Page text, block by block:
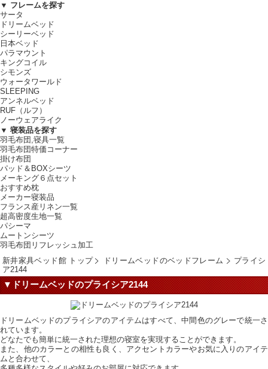
▼ フレームを探す
サータ
ドリームベッド
シーリーベッド
日本ベッド
パラマウント
キングコイル
シモンズ
ウォータワールド
SLEEPING
アンネルベッド
RUF（ルフ）
ノーウェアライク
▼ 寝装品を探す
羽毛布団,寝具一覧
羽毛布団特価コーナー
掛け布団
パッド＆BOXシーツ
メーキング６点セット
おすすめ枕
メーカー寝装品
フランス産リネン一覧
超高密度生地一覧
パシーマ
ムートンシーツ
羽毛布団リフレッシュ加工
新井家具ベッド館 トップ
ドリームベッドのベッドフレーム
プライシ
ア2144
▼ドリームベッドのプライシア2144
ドリームベッドのプライシアのアイテムはすべて、中間色のグレーで統一さ
れています。
どなたでも簡単に統一された理想の寝室を実現することができます。
また、他のカラーとの相性も良く、アクセントカラーやお気に入りのアイテ
ムと合わせて、